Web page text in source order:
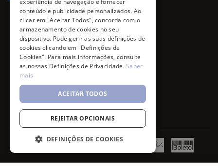
experiência de navegação e fornecer
conteúdo e publicidade personalizados. Ao
clicar em "Aceitar Todos", concorda com o
armazenamento de cookies no seu
dispositivo. Pode gerir as suas definições de
cookies clicando em "Definições de
Cookies". Para mais informações, consulte
as nossas Definições de Privacidade.Saber
mais
ACEITAR TODOS
REJEITAR OPCIONAIS
DEFINIÇÕES DE COOKIES